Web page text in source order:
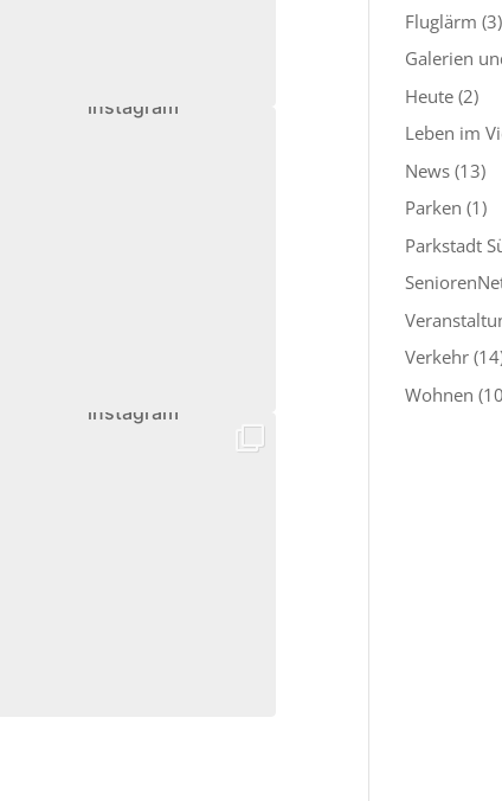
Fluglärm (3)
Galerien
Heute (2)
Leben im
News (13)
Parken (1)
Parkstadt
Verkehr
Wohnen